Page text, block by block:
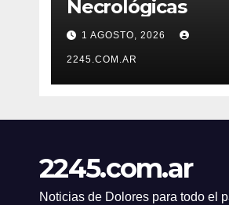
Necrológicas
1 AGOSTO, 2026
2245.COM.AR
2245.com.ar
Noticias de Dolores para todo el